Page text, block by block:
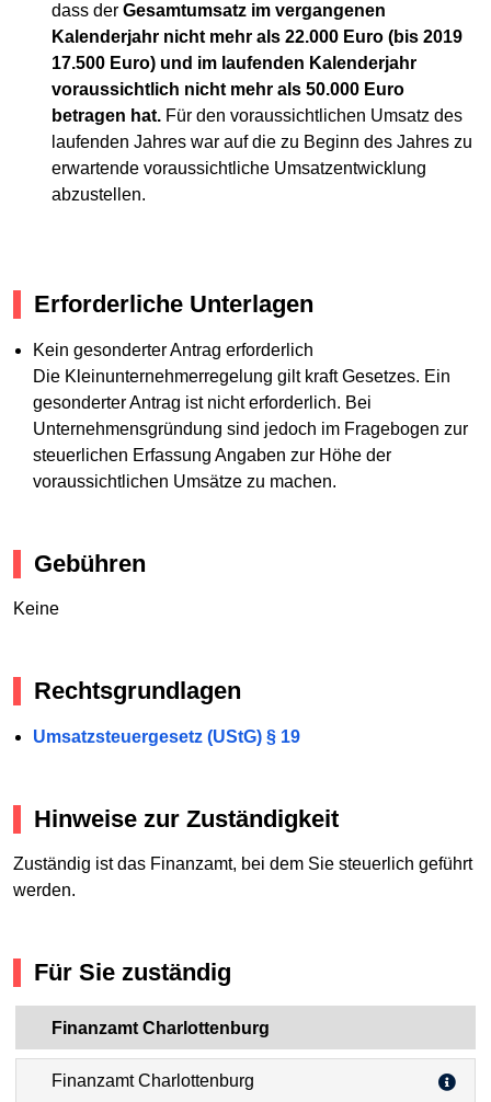
dass derGesamtumsatz im vergangenen
Kalenderjahr nicht mehr als 22.000 Euro (bis 2019
17.500 Euro) und im laufenden Kalenderjahr
voraussichtlich nicht mehr als 50.000 Euro
betragen hat. Für den voraussichtlichen Umsatz des
laufenden Jahres war auf die zu Beginn des Jahres zu
erwartende voraussichtliche Umsatzentwicklung
abzustellen.
Erforderliche Unterlagen
Kein gesonderter Antrag erforderlich
Die Kleinunternehmerregelung gilt kraft Gesetzes. Ein
gesonderter Antrag ist nicht erforderlich. Bei
Unternehmensgründung sind jedoch im Fragebogen zur
steuerlichen Erfassung Angaben zur Höhe der
voraussichtlichen Umsätze zu machen.
Gebühren
Keine
Rechtsgrundlagen
Umsatzsteuergesetz (UStG) § 19
Hinweise zur Zuständigkeit
Zuständig ist das Finanzamt, bei dem Sie steuerlich geführt
werden.
Für Sie zuständig
Finanzamt Charlottenburg
Finanzamt Charlottenburg